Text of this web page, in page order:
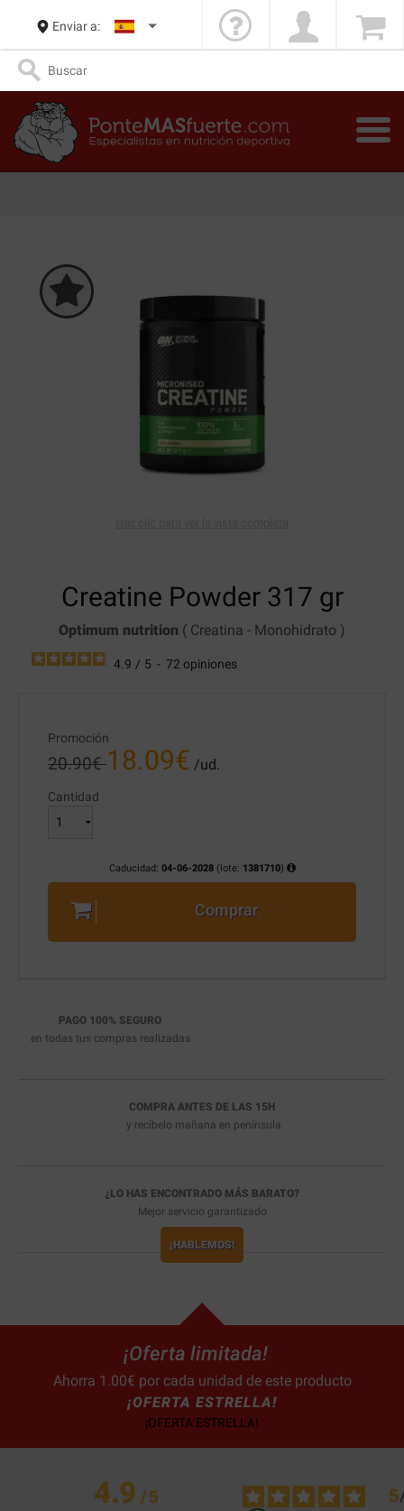
Enviar a:
Creatine Powder317 gr
Optimum nutrition ( Creatina - Monohidrato )
4.9 / 5 - 72 opiniones
Promoción
20.90€ 18.09€ /ud.
Cantidad
Caducidad: 04-06-2028(lote: 1381710)
Comprar
PAGO 100% SEGURO
en todas tus compras realizadas
COMPRA ANTES DE LAS 15H
y recíbelo mañana en península
¿LO HAS ENCONTRADO MÁS BARATO?
Mejor servicio garantizado
¡HABLEMOS!
¡Oferta limitada!
Ahorra 1.00€ por cada unidad de este producto
¡OFERTA ESTRELLA!
¡OFERTA ESTRELLA!
4.9/5 5